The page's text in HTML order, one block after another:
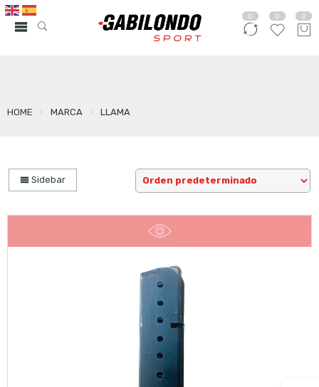
0 0 0
HOME MARCA LLAMA
Sidebar